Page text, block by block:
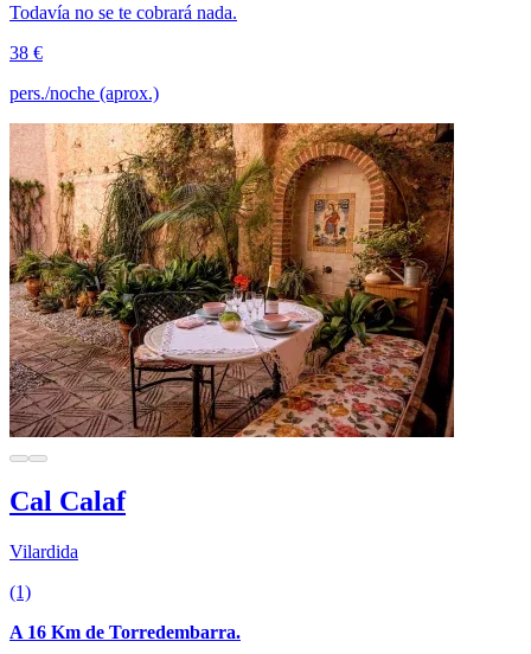
Todavía no se te cobrará nada.
38 €
pers./noche (aprox.)
Cal Calaf
Vilardida
(1)
A 16 Km de Torredembarra.